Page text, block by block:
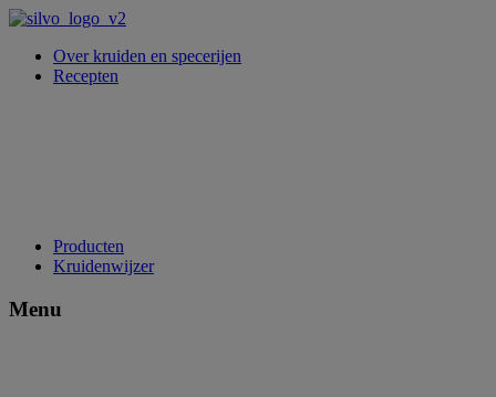
Over kruiden en specerijen
Recepten
Producten
Kruidenwijzer
Menu